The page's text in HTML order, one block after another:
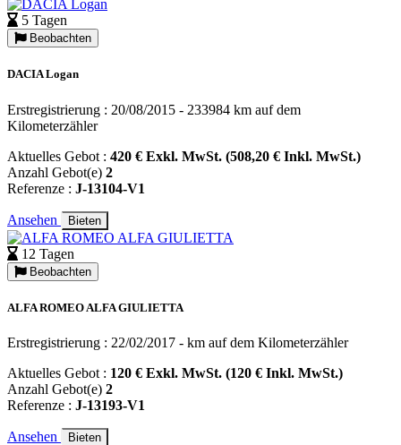
5 Tagen
Beobachten
DACIA Logan
Erstregistrierung : 20/08/2015 - 233984 km auf dem
Kilometerzähler
Aktuelles Gebot : 420 € Exkl. MwSt. (508,20 € Inkl. MwSt.)
Anzahl Gebot(e) 2
Referenze : J-13104-V1
Ansehen Bieten
12 Tagen
Beobachten
ALFA ROMEO ALFA GIULIETTA
Erstregistrierung : 22/02/2017 - km auf dem Kilometerzähler
Aktuelles Gebot : 120 € Exkl. MwSt. (120 € Inkl. MwSt.)
Anzahl Gebot(e) 2
Referenze : J-13193-V1
Ansehen Bieten